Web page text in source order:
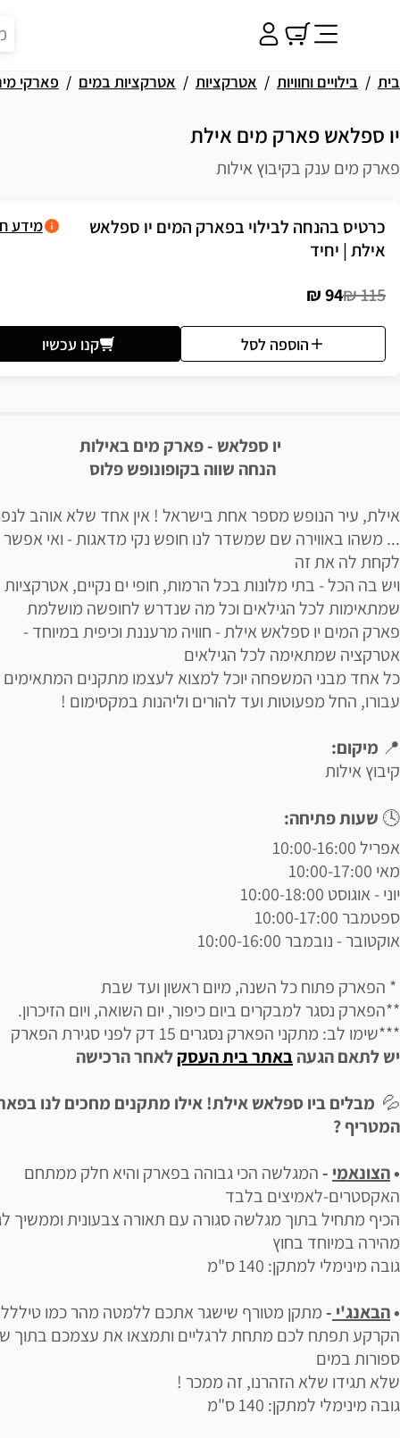
בית בילויים וחוויות אטרקציות אטרקציות במים פארקי
יו ספלאש פארק מים אילת
פארק מים ענק בקיבוץ אילות
אפשרויות רכישה
כרטיס בהנחה לבילוי בפארק המים יו ספלאש
אילת | יחיד
מידע
115 ₪
94 ₪
הוספה לסל קנו עכשיו
יו ספלאש - פארק מים באילות
הנחה שווה בקופונופש פלוס
אילת, עיר הנופש מספר אחת בישראל ! אין אחד שלא אוהב
... משהו באווירה שם שמשדר לנו חופש נקי מדאגות - ואי אפשר
לקחת לה את זה
ויש בה הכל - בתי מלונות בכל הרמות, חופי ים נקיים, אטרקציות
שמתאימות לכל הגילאים וכל מה שנדרש לחופשה מושלמת
פארק המים יו ספלאש אילת - חוויה מרעננת וכיפית במיוחד -
אטרקציה שמתאימה לכל הגילאים
כל אחד מבני המשפחה יוכל למצוא לעצמו מתקנים המתאימים
עבורו, החל מפעוטות ועד להורים וליהנות במקסימום !
📍 מיקום:
קיבוץ אילות
🕓 שעות פתיחה:
אפריל 10:00-16:00
מאי 10:00-17:00
יוני - אוגוסט 10:00-18:00
ספטמבר 10:00-17:00
אוקטובר - נובמבר 10:00-16:00
* הפארק פתוח כל השנה, מיום ראשון ועד שבת
**הפארק נסגר למבקרים ביום כיפור, יום השואה, ויום הזיכרון.
***שימו לב: מתקני הפארק נסגרים 15 דק לפני סגירת הפארק
יש לתאם הגעהבאתר בית העסקלאחר הרכישה
💦 מבלים ביו ספלאש אילת! אילו מתקנים מחכים לנו
המטריף ?
•הצונאמי -המגלשה הכי גבוהה בפארק והיא חלק ממתחם
האקסטרים-לאמיצים בלבד
הכיף מתחיל בתוך מגלשה סגורה עם תאורה צבעונית וממשיך
מהירה במיוחד בחוץ
גובה מינימלי למתקן: 140 ס"מ
•הבאנג'י -מתקן מטורף שישגר אתכם ללמטה מהר כמו טיללל
הקרקע תפתח לכם מתחת לרגליים ותמצאו את עצמכם בתוך
ספורות במים
שלא תגידו שלא הזהרנו, זה ממכר !
גובה מינימלי למתקן: 140 ס"מ